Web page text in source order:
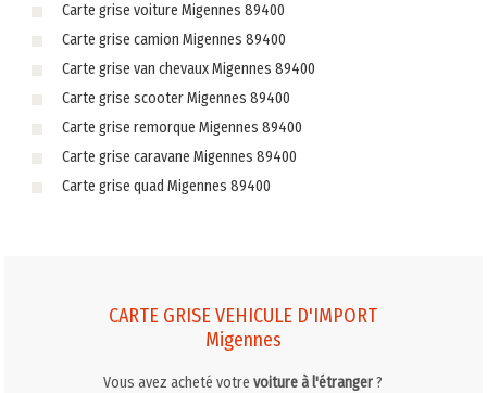
Carte grise voiture Migennes 89400
Carte grise camion Migennes 89400
Carte grise van chevaux Migennes 89400
Carte grise scooter Migennes 89400
Carte grise remorque Migennes 89400
Carte grise caravane Migennes 89400
Carte grise quad Migennes 89400
CARTE GRISE VEHICULE D'IMPORT
Migennes
Vous avez acheté votrevoiture à l'étranger?